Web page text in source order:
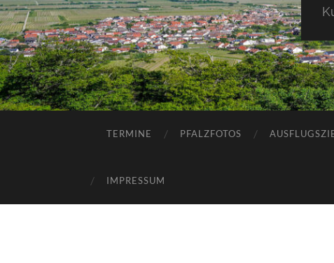
TERMINE PFALZFOTOS
IMPRESSUM